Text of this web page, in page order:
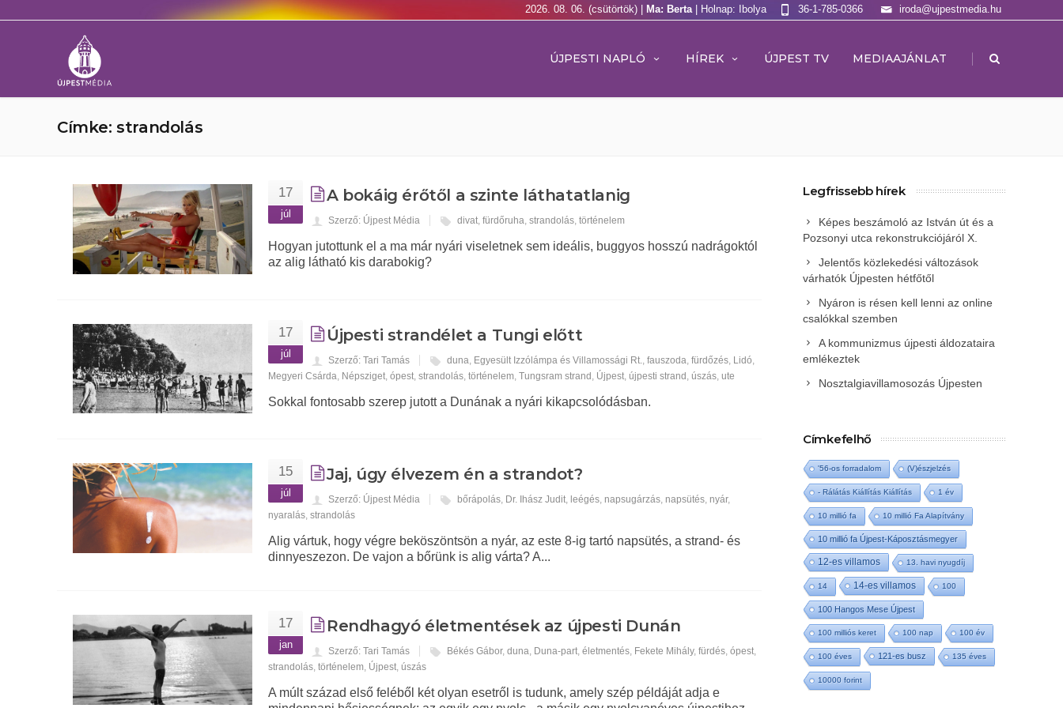
2026. 08. 06. (csütörtök) | Ma: Berta | Holnap: Ibolya iroda@ujpestmedia.hu
36-1-785-0366
ÚJPESTI NAPLÓ HÍREK ÚJPEST TV MEDIAAJÁNLAT |
Címke: strandolás
17
júl
A bokáig érőtől a szinte láthatatlanig
Szerző: Újpest Média divat,fürdőruha,strandolás,történelem
Hogyan jutottunk el a ma már nyári viseletnek sem ideális, buggyos hosszú nadrágoktól
az alig látható kis darabokig?
17
júl
Újpesti strandélet a Tungi előtt
Szerző: Tari Tamás duna Egyesült Izzólámpa és Villamossági Rt. ,fauszoda ,fürdőzés Lidó
Megyeri Csárda Népsziget ,ópest ,strandolás ,történelem ,Tungsram strand Újpest újpesti strand úszás ,ute
Sokkal fontosabb szerep jutott a Dunának a nyári kikapcsolódásban.
15
júl
Jaj, úgy élvezem én a strandot?
Szerző: Újpest Média bőrápolás, Dr. Ihász Judit, leégés, napsugárzás, napsütés, nyár,
nyaralás,strandolás
Alig vártuk, hogy végre beköszöntsön a nyár, az este 8-ig tartó napsütés, a strand- és
dinnyeszezon. De vajon a bőrünk is alig várta? A...
17
jan
Rendhagyó életmentések az újpesti Dunán
Szerző: Tari Tamás Békés Gábor,duna, Duna-part,életmentés, Fekete Mihály,fürdés,ópest,
strandolás,történelem, Újpest, úszás
A múlt század első feléből két olyan esetről is tudunk, amely szép példáját adja e
Legfrissebb hírek
Képes beszámoló az István út és a
Pozsonyi utca rekonstrukciójáról X.
Jelentős közlekedési változások
várhatók Újpesten hétfőtől
Nyáron is résen kell lenni az online
csalókkal szemben
A kommunizmus újpesti áldozataira
emlékeztek
Nosztalgiavillamosozás Újpesten
Címkefelhő
'56-os forradalom (V)észjelzés
- Rálátás Kiállítás Kiállítás 1 év
10 millió fa 10 millió Fa Alapítvány
10 millió fa Újpest-Káposztásmegyer
12-es villamos 13. havi nyugdíj
14 14-es villamos 100
100 Hangos Mese Újpest
100 milliós keret 100 nap 100 év
100 éves 121-es busz 135 éves
10000 forint